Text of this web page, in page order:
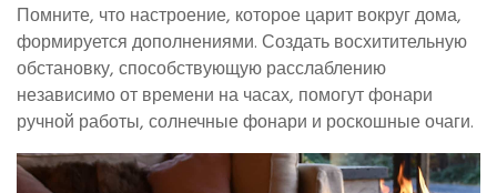
Помните, что настроение, которое царит вокруг дома,
формируется дополнениями. Создать восхитительную
обстановку, способствующую расслаблению
независимо от времени на часах, помогут фонари
ручной работы, солнечные фонари и роскошные очаги.